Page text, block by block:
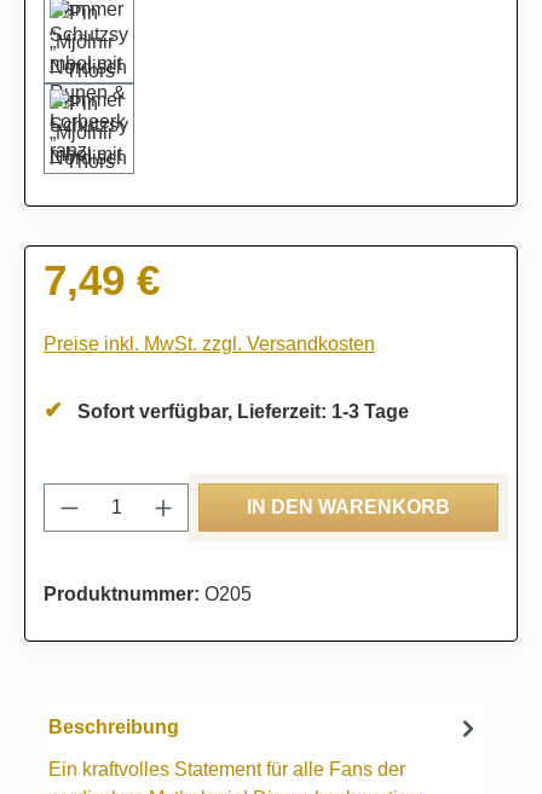
Regulärer Preis:
7,49 €
Preise inkl. MwSt. zzgl. Versandkosten
Sofort verfügbar, Lieferzeit: 1-3 Tage
Produkt Anzahl: Gib den gewünschten
IN DEN WARENKORB
Produktnummer: O205
Beschreibung
Ein kraftvolles Statement für alle Fans der